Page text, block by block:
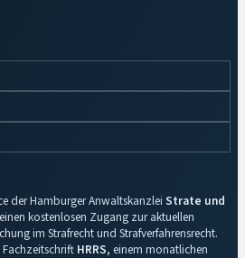
der Hamburger Anwaltskanzlei Strate und
kostenlosen Zugang zur aktuellen
im Strafrecht und Strafverfahrensrecht.
Fachzeitschrift HRRS, einem monatlichen